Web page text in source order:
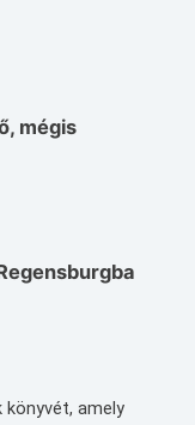
mégis
amely